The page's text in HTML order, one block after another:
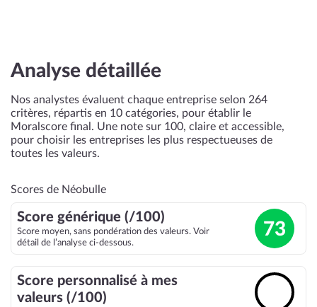
Analyse détaillée
Nos analystes évaluent chaque entreprise selon 264
critères, répartis en 10 catégories, pour établir le
Moralscore final. Une note sur 100, claire et accessible,
pour choisir les entreprises les plus respectueuses de
toutes les valeurs.
Scores de Néobulle
Score générique (/100)
Score moyen, sans pondération des valeurs. Voir
détail de l’analyse ci-dessous.
73
Score personnalisé à mes
valeurs (/100)